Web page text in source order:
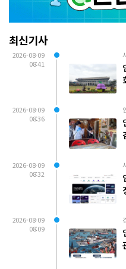
최신기사
2026-08-09
08:41
2026-08-09
08:36
2026-08-09
08:32
2026-08-09
08:09